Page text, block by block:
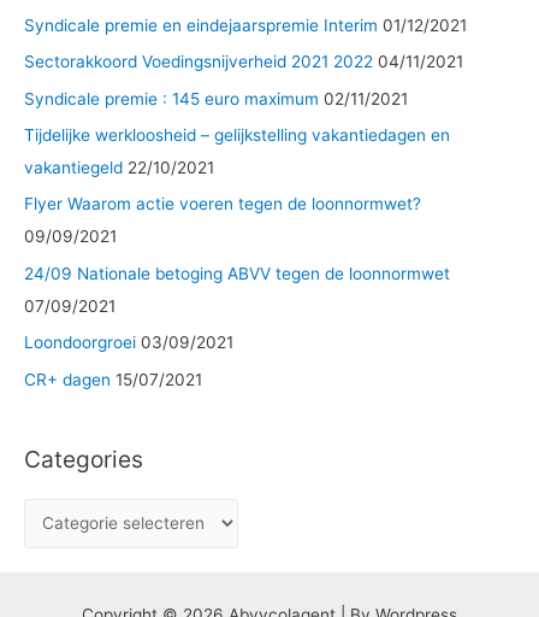
a
Syndicale premie en eindejaarspremie Interim 01/12/2021
Sectorakkoord Voedingsnijverheid 2021 2022 04/11/2021
Syndicale premie : 145 euro maximum 02/11/2021
Tijdelijke werkloosheid – gelijkstelling vakantiedagen en
vakantiegeld 22/10/2021
Flyer Waarom actie voeren tegen de loonnormwet?
09/09/2021
24/09 Nationale betoging ABVV tegen de loonnormwet
07/09/2021
Loondoorgroei 03/09/2021
CR+ dagen 15/07/2021
Categories